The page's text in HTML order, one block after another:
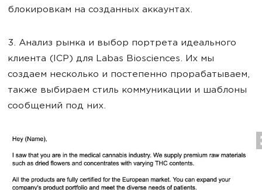
блокировкам на созданных аккаунтах.
3. Анализ рынка и выбор портрета идеального
клиента (IСР) для Labas Biosciences. Их мы
создаем несколько и постепенно прорабатываем,
также выбираем стиль коммуникации и шаблоны
сообщений под них.